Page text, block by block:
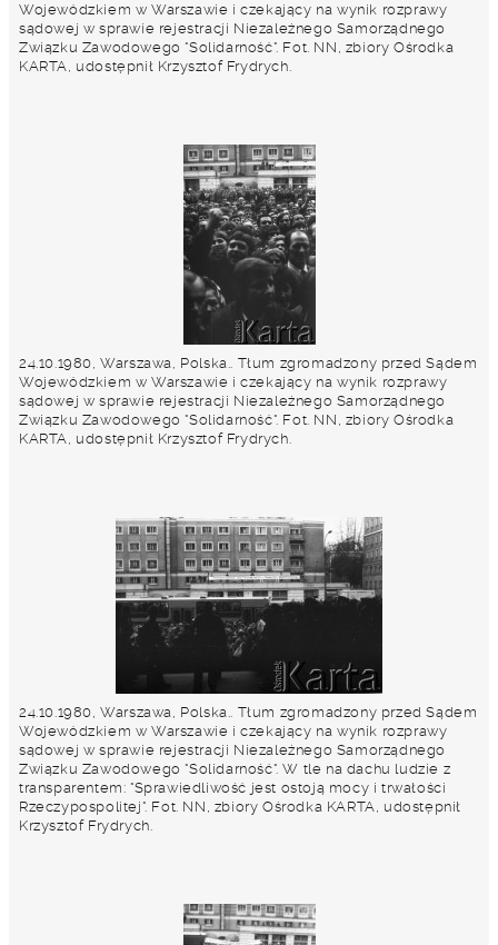
Wojewódzkiem w Warszawie i czekający na wynik rozprawy
sądowej w sprawie rejestracji Niezależnego Samorządnego
Związku Zawodowego "Solidarność". Fot. NN, zbiory Ośrodka
KARTA, udostępnił Krzysztof Frydrych.
24.10.1980, Warszawa, Polska.. Tłum zgromadzony przed Sądem
Wojewódzkiem w Warszawie i czekający na wynik rozprawy
sądowej w sprawie rejestracji Niezależnego Samorządnego
Związku Zawodowego "Solidarność". Fot. NN, zbiory Ośrodka
KARTA, udostępnił Krzysztof Frydrych.
24.10.1980, Warszawa, Polska.. Tłum zgromadzony przed Sądem
Wojewódzkiem w Warszawie i czekający na wynik rozprawy
sądowej w sprawie rejestracji Niezależnego Samorządnego
Związku Zawodowego "Solidarność". W tle na dachu ludzie z
transparentem: "Sprawiedliwość jest ostoją mocy i trwałości
Rzeczypospolitej". Fot. NN, zbiory Ośrodka KARTA, udostępnił
Krzysztof Frydrych.